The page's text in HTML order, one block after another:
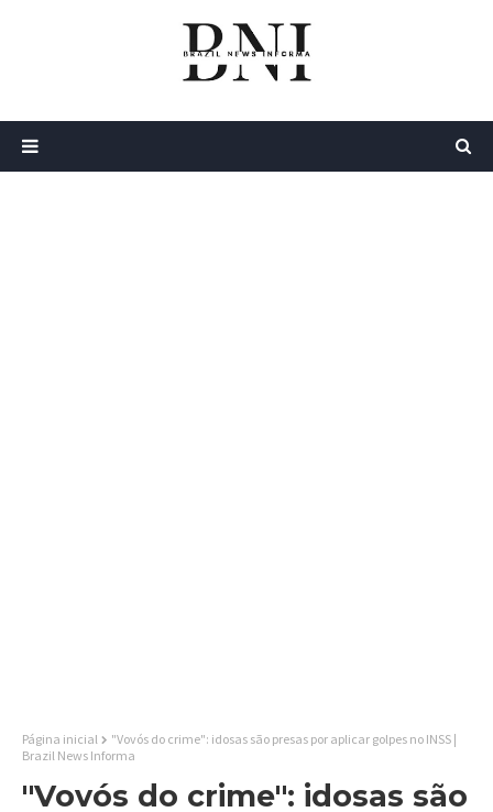
Página inicial
"Vovós do crime": idosas são presas por aplicar golpes no INSS |
Brazil News Informa
"Vovós do crime": idosas são